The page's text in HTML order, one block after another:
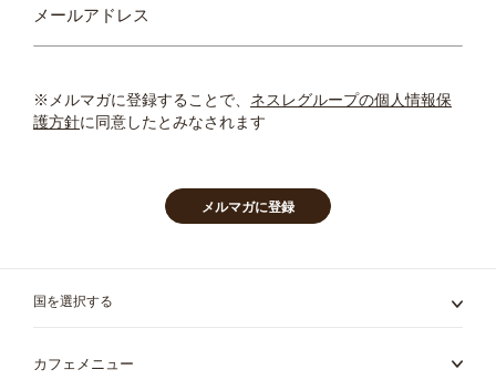
ニ
ュ
ー
レ
タ
さ
メールアドレス
※メルマガに登録することで、 ネスレグループの個人情報保
護方針に同意したとみなされます
メルマガに登録
国を選択する
カフェメニュー